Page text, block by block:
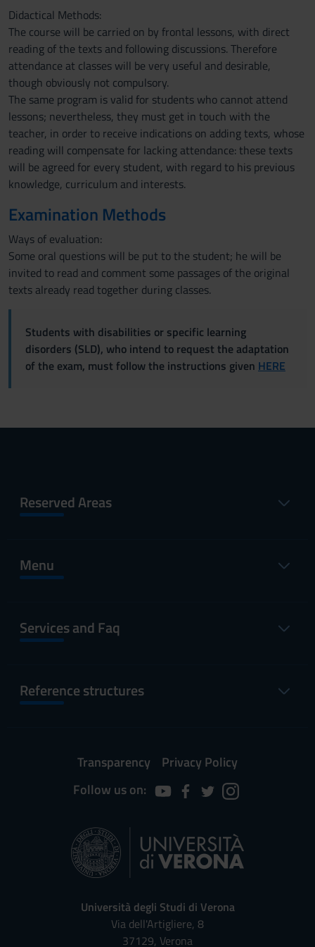
Didactical Methods:
The course will be carried on by frontal lessons, with direct
reading of the texts and following discussions. Therefore
attendance at classes will be very useful and desirable,
though obviously not compulsory.
The same program is valid for students who cannot attend
lessons; nevertheless, they must get in touch with the
teacher, in order to receive indications on adding texts, whose
reading will compensate for lacking attendance: these texts
will be agreed for every student, with regard to his previous
knowledge, curriculum and interests.
Examination Methods
Ways of evaluation:
Some oral questions will be put to the student; he will be
invited to read and comment some passages of the original
texts already read together during classes.
Students with disabilities or specific learning
disorders (SLD), who intend to request the adaptation
of the exam, must follow the instructions given HERE
Reserved Areas
Menu
Services and Faq
Reference structures
Transparency
Privacy Policy
Follow us on:
Università degli Studi di Verona
Via dell'Artigliere, 8
37129, Verona